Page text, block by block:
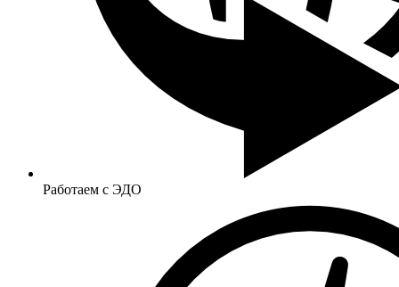
Работаем с ЭДО